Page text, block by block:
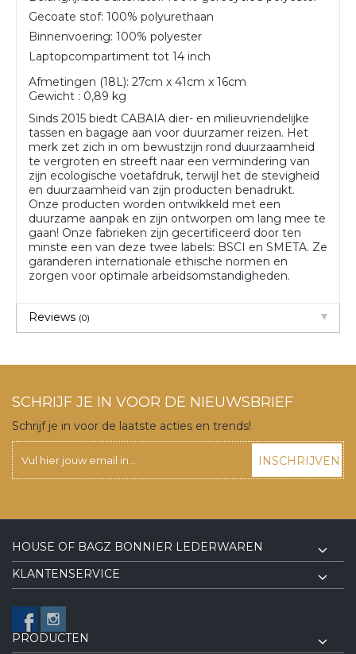
Gecoate stof: 100% polyurethaan
Binnenvoering: 100% polyester
Laptopcompartiment tot 14 inch
Afmetingen (18L): 27cm x 41cm x 16cm
Gewicht : 0,89 kg
Sinds 2015 biedt CABAIA dier- en milieuvriendelijke
tassen en bagage aan voor duurzamer reizen. Het
merk zet zich in om bewustzijn rond duurzaamheid
te vergroten en streeft naar een vermindering van
zijn ecologische voetafdruk, terwijl het de stevigheid
en duurzaamheid van zijn producten benadrukt.
Onze producten worden ontwikkeld met een
duurzame aanpak en zijn ontworpen om lang mee te
gaan! Onze fabrieken zijn gecertificeerd door ten
minste een van deze twee labels: BSCI en SMETA. Ze
garanderen internationale ethische normen en
zorgen voor optimale arbeidsomstandigheden.
Reviews (0)
SCHRIJF JE IN VOOR DE NIEUWSBRIEF
Schrijf je in voor de laatste acties en trends!
INSCHRIJVEN
HOUSE OF BAGZ BONNIER LEDERWAREN
KLANTENSERVICE
PRODUCTEN